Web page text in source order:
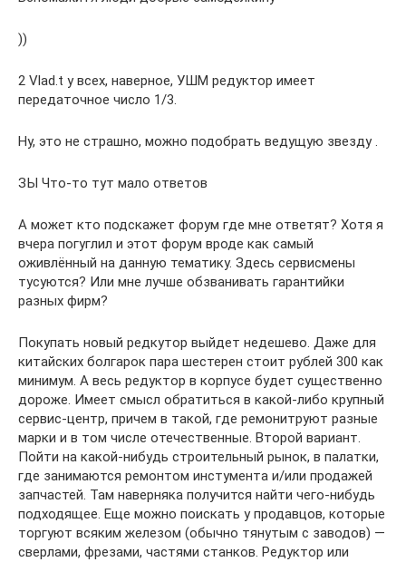
))
2 Vlad.t у всех, наверное, УШМ редуктор имеет
передаточное число 1/3.
Ну, это не страшно, можно подобрать ведущую звезду .
ЗЫ Что-то тут мало ответов
А может кто подскажет форум где мне ответят? Хотя я
вчера погуглил и этот форум вроде как самый
оживлённый на данную тематику. Здесь сервисмены
тусуются? Или мне лучше обзванивать гарантийки
разных фирм?
Покупать новый редкутор выйдет недешево. Даже для
китайских болгарок пара шестерен стоит рублей 300 как
минимум. А весь редуктор в корпусе будет существенно
дороже. Имеет смысл обратиться в какой-либо крупный
сервис-центр, причем в такой, где ремонитруют разные
марки и в том числе отечественные. Второй вариант.
Пойти на какой-нибудь строительный рынок, в палатки,
где занимаются ремонтом инстумента и/или продажей
запчастей. Там наверняка получится найти чего-нибудь
подходящее. Еще можно поискать у продавцов, которые
торгуют всяким железом (обычно тянутым с заводов) —
сверлами, фрезами, частями станков. Редуктор или